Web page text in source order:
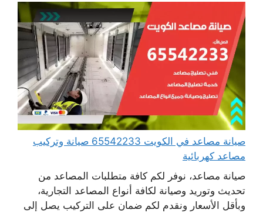
صيانة مصاعد في الكويت 65542233 صيانة وتركيب
مصاعد كهربائية
صيانة مصاعد، نوفر لكم كافة متطلبات المصاعد من
تحديث وتوريد وصيانة لكافة أنواع المصاعد التجارية،
وبأقل الأسعار ونقدم لكم ضمان على التركيب يصل إلى